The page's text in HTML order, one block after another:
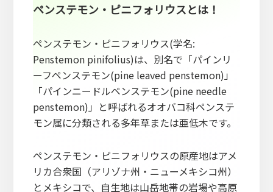
ペンステモン・ピニフォリウスとは！
ペンステモン・ピニフォリウス(学名:
Penstemon pinifolius)は、別名で「パインリ
ーフペンステモン(pine leaved penstemon)」
「パインニードルペンステモン(pine needle
penstemon)」と呼ばれるオオバコ科ペンステ
モン属に分類される多年草または亜低木です。
ペンステモン・ピニフォリウスの原産地はアメ
リカ合衆国（アリゾナ州・ニューメキシコ州）
とメキシコで、自生地は山岳地帯の岩場や高原